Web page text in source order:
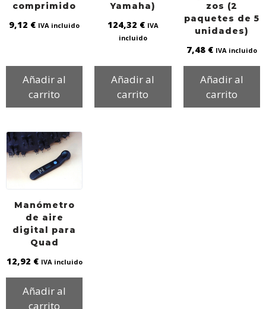
comprimido
9,12 € IVA incluido
Añadir al
carrito
Yamaha)
124,32 € IVA
incluido
Añadir al
carrito
zos (2
paquetes de 5
unidades)
7,48 € IVA incluido
Añadir al
carrito
Manómetro
de aire
digital para
Quad
12,92 € IVA incluido
Añadir al
carrito